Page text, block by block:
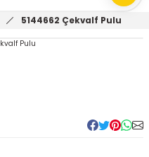
AMR'ler
Ark Kaynağı Robotları
Ark Kaynağı Robotları
Boya Robotları
5144662 Çekvalf Pulu